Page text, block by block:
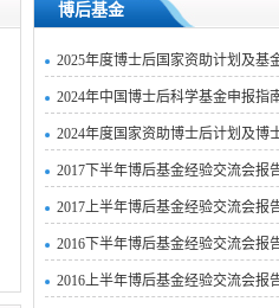
博后基金
2025年度博士后国家资助计划及基
2024年中国博士后科学基金申报指
2024年度国家资助博士后计划及博
2017下半年博后基金经验交流会报
2017上半年博后基金经验交流会报
2016下半年博后基金经验交流会报
2016上半年博后基金经验交流会报